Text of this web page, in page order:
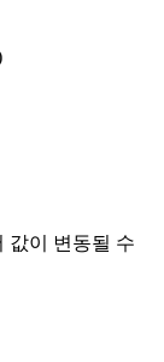
값이 변동될 수